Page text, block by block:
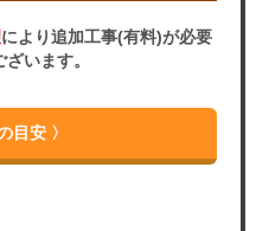
により追加工事(有料)が必要
います。
目安 〉